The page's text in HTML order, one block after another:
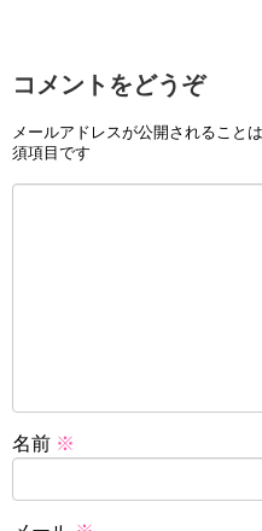
コメントをどうぞ
メールアドレスが公開されること
須項目です
名前 ※